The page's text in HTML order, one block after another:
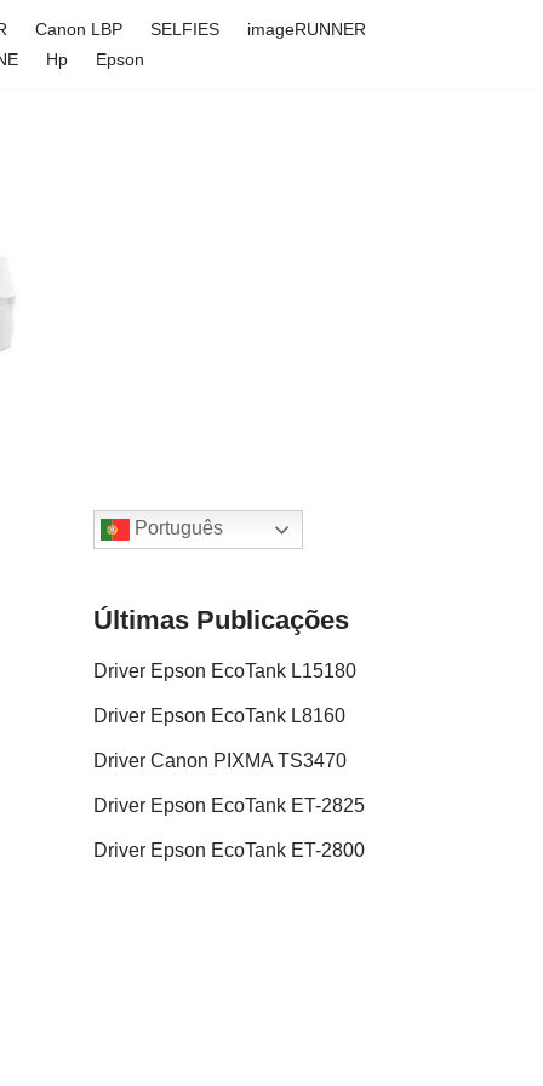
Canon LBP SELFIES
imageRUNNER
Hp Epson
Português
Últimas Publicações
Driver Epson EcoTank L15180
Driver Epson EcoTank L8160
Driver Canon PIXMA TS3470
Driver Epson EcoTank ET-2825
Driver Epson EcoTank ET-2800